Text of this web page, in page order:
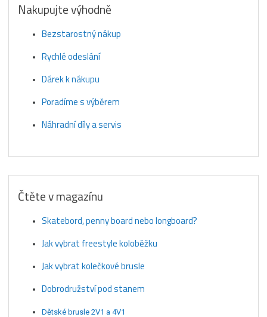
Nakupujte výhodně
Bezstarostný nákup
Rychlé odeslání
Dárek k nákupu
Poradíme s výběrem
Náhradní díly a servis
Čtěte v magazínu
Skatebord, penny board nebo longboard?
Jak vybrat freestyle koloběžku
Jak vybrat kolečkové brusle
Dobrodružství pod stanem
Dětské brusle 2V1 a 4V1